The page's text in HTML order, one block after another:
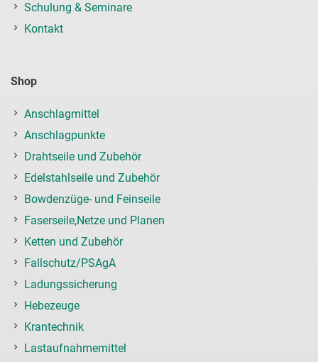
Schulung & Seminare
Kontakt
Shop
Anschlagmittel
Anschlagpunkte
Drahtseile und Zubehör
Edelstahlseile und Zubehör
Bowdenzüge- und Feinseile
Faserseile,Netze und Planen
Ketten und Zubehör
Fallschutz/PSAgA
Ladungssicherung
Hebezeuge
Krantechnik
Lastaufnahmemittel